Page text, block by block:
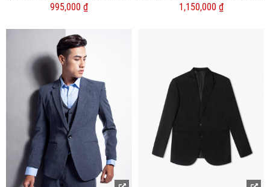
995,000 ₫ 1,150,000 ₫